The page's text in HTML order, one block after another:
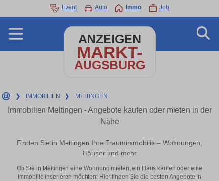
Event Auto Immo Job
ANZEIGEN
MARKT-
AUGSBURG
❯ IMMOBILIEN ❯ MEITINGEN
Immobilien Meitingen - Angebote kaufen oder mieten in der
Nähe
Finden Sie in Meitingen Ihre Traumimmobilie – Wohnungen,
Häuser und mehr
Ob Sie in Meitingen eine Wohnung mieten, ein Haus kaufen oder eine
Immobilie inserieren möchten: Hier finden Sie die besten Angebote in